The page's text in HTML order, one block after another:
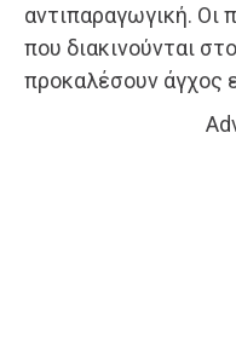
αντιπαραγωγική. Οι
που διακινούνται
προκαλέσουν άγχος